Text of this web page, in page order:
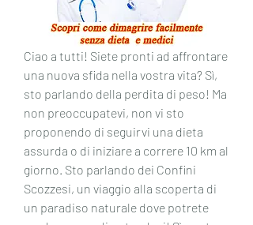
Ciao a tutti! Siete pronti ad affrontare
una nuova sfida nella vostra vita? Sì,
sto parlando della perdita di peso! Ma
non preoccupatevi, non vi sto
proponendo di seguirvi una dieta
assurda o di iniziare a correre 10 km al
giorno. Sto parlando dei Confini
Scozzesi, un viaggio alla scoperta di
un paradiso naturale dove potrete